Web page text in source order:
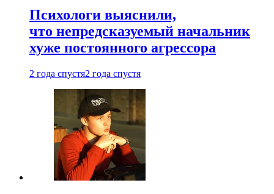
Психологи выяснили,
что непредсказуемый начальник
хуже постоянного агрессора
2 года спустя2 года спустя